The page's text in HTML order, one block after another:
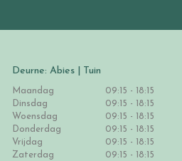
Deurne: Abies | Tuin
Maandag
09:15 - 18:15
Dinsdag
09:15 - 18:15
Woensdag
09:15 - 18:15
Donderdag
09:15 - 18:15
Vrijdag
09:15 - 18:15
Zaterdag
09:15 - 18:15